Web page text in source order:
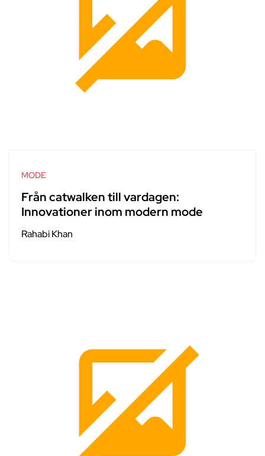
MODE
Från catwalken till vardagen:
Innovationer inom modern mode
Rahabi Khan